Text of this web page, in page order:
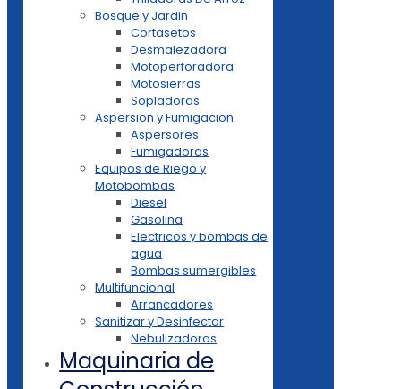
Bosque y Jardin
Cortasetos
Desmalezadora
Motoperforadora
Motosierras
Sopladoras
Aspersion y Fumigacion
Aspersores
Fumigadoras
Equipos de Riego y
Motobombas
Diesel
Gasolina
Electricos y bombas de
agua
Bombas sumergibles
Multifuncional
Arrancadores
Sanitizar y Desinfectar
Nebulizadoras
Maquinaria de